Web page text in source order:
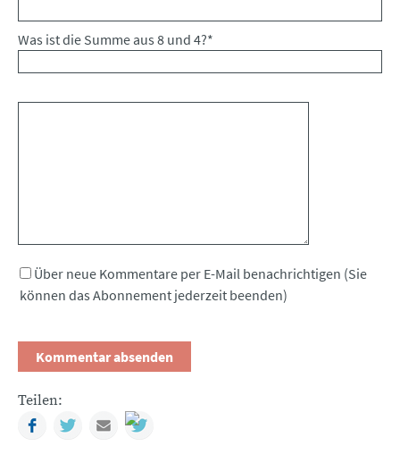
Was ist die Summe aus 8 und 4?*
Über neue Kommentare per E-Mail benachrichtigen (Sie
können das Abonnement jederzeit beenden)
Teilen:
FacebookTwitterMail